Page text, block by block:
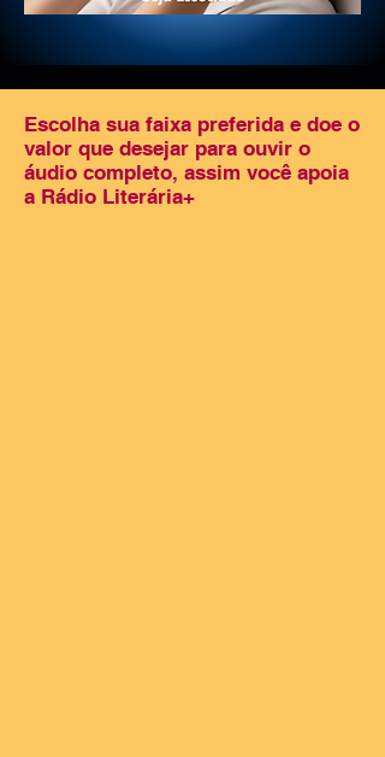
Escolha sua faixa preferida e doe o
valor que desejar para ouvir o
áudio completo, assim você apoia
a Rádio Literária+